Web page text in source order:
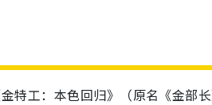
特工：本色回归》（原名《金部